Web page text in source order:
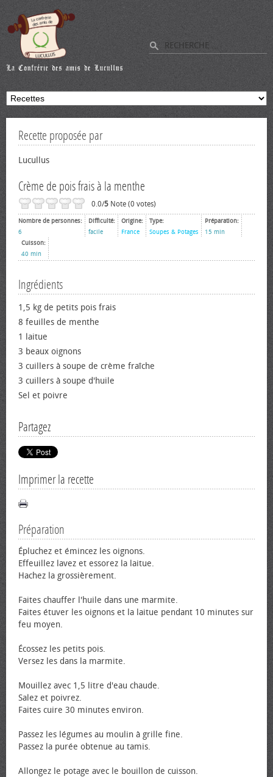
Recette proposée par
Lucullus
Crème de pois frais à la menthe
0.0/5 Note (0 votes)
Nombre de personnes:
6
Difficulté:
facile
Origine:
France
Type:
Soupes & Potages
Préparation:
15 min
Cuisson:
40 min
Ingrédients
1,5 kg de petits pois frais
8 feuilles de menthe
1 laitue
3 beaux oignons
3 cuillers à soupe de crème fraîche
3 cuillers à soupe d'huile
Sel et poivre
Partagez
Imprimer la recette
Préparation
Épluchez et émincez les oignons.
Effeuillez lavez et essorez la laitue.
Hachez la grossièrement.
Faites chauffer l'huile dans une marmite.
Faites étuver les oignons et la laitue pendant 10 minutes sur
feu moyen.
Écossez les petits pois.
Versez les dans la marmite.
Mouillez avec 1,5 litre d'eau chaude.
Salez et poivrez.
Faites cuire 30 minutes environ.
Passez les légumes au moulin à grille fine.
Passez la purée obtenue au tamis.
Allongez le potage avec le bouillon de cuisson.